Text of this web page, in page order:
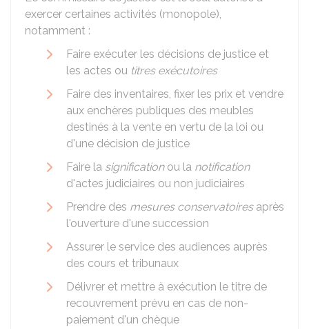
exercer certaines activités (monopole),
notamment :
Faire exécuter les décisions de justice et
les actes ou titres exécutoires
Faire des inventaires, fixer les prix et vendre
aux enchères publiques des meubles
destinés à la vente en vertu de la loi ou
d'une décision de justice
Faire la significationou la notification
d'actes judiciaires ou non judiciaires
Prendre des mesures conservatoiresaprès
l'ouverture d'une succession
Assurer le service des audiences auprès
des cours et tribunaux
Délivrer et mettre à exécution le titre de
recouvrement prévu en cas de non-
paiement d'un chèque